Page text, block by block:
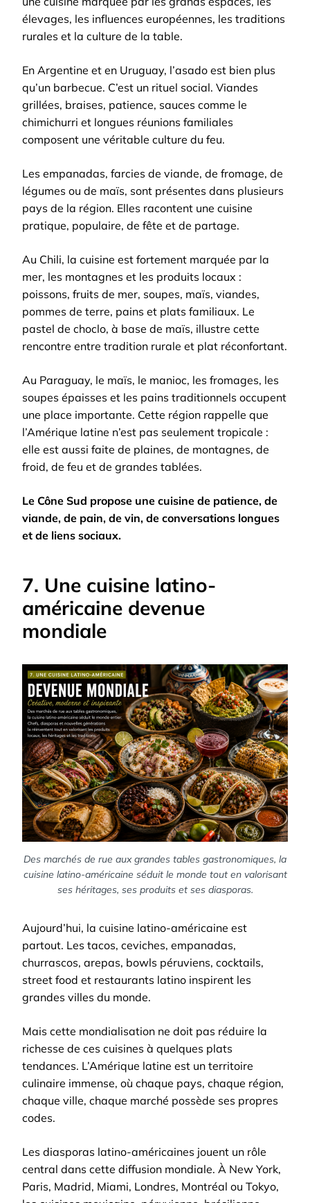
élevages, les influences européennes, les traditions
rurales et la culture de la table.
En Argentine et en Uruguay, l’asado est bien plus
qu’un barbecue. C’est un rituel social. Viandes
grillées, braises, patience, sauces comme le
chimichurri et longues réunions familiales
composent une véritable culture du feu.
Les empanadas, farcies de viande, de fromage, de
légumes ou de maïs, sont présentes dans plusieurs
pays de la région. Elles racontent une cuisine
pratique, populaire, de fête et de partage.
Au Chili, la cuisine est fortement marquée par la
mer, les montagnes et les produits locaux :
poissons, fruits de mer, soupes, maïs, viandes,
pommes de terre, pains et plats familiaux. Le
pastel de choclo, à base de maïs, illustre cette
rencontre entre tradition rurale et plat réconfortant.
Au Paraguay, le maïs, le manioc, les fromages, les
soupes épaisses et les pains traditionnels occupent
une place importante. Cette région rappelle que
l’Amérique latine n’est pas seulement tropicale :
elle est aussi faite de plaines, de montagnes, de
froid, de feu et de grandes tablées.
Le Cône Sud propose une cuisine de patience, de
viande, de pain, de vin, de conversations longues
et de liens sociaux.
7. Une cuisine latino-
américaine devenue
mondiale
Des marchés de rue aux grandes tables gastronomiques, la
cuisine latino-américaine séduit le monde tout en valorisant
ses héritages, ses produits et ses diasporas.
Aujourd’hui, la cuisine latino-américaine est
partout. Les tacos, ceviches, empanadas,
churrascos, arepas, bowls péruviens, cocktails,
street food et restaurants latino inspirent les
grandes villes du monde.
Mais cette mondialisation ne doit pas réduire la
richesse de ces cuisines à quelques plats
tendances. L’Amérique latine est un territoire
culinaire immense, où chaque pays, chaque région,
chaque ville, chaque marché possède ses propres
codes.
Les diasporas latino-américaines jouent un rôle
central dans cette diffusion mondiale. À New York,
Paris, Madrid, Miami, Londres, Montréal ou Tokyo,